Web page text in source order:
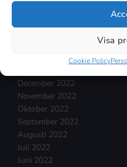
Visa
Cookie Policy
December 2022
November 2022
Oktober 2022
September 2022
Augusti 2022
Juli 2022
Juni 2022